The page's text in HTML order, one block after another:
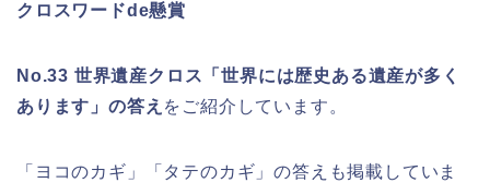
クロスワードde懸賞
No.33 世界遺産クロス「世界には歴史ある遺産が多く
あります」の答え をご紹介しています。
「ヨコのカギ」「タテのカギ」の答えも掲載していま